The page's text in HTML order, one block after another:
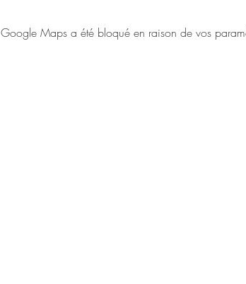
Google Maps a été bloqué en raison de vos